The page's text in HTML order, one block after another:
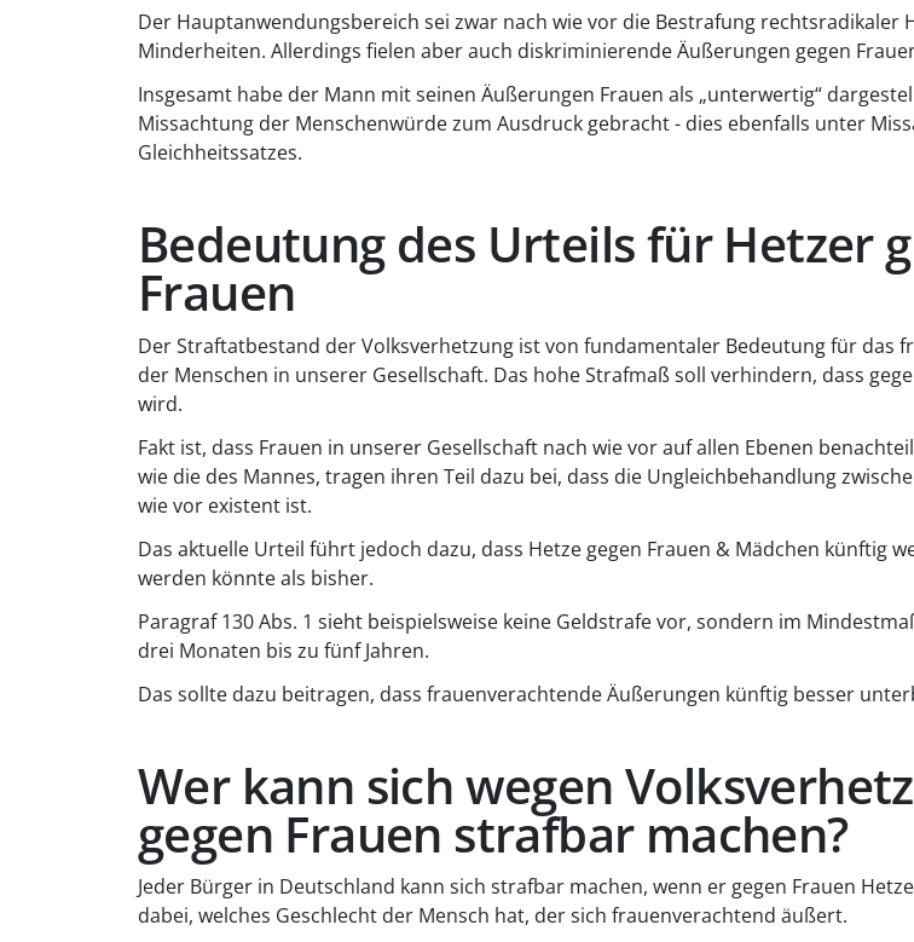
Der Hauptanwendungsbereich sei zwar nach wie vor die Bestrafung rechtsradikaler
Minderheiten. Allerdings fielen aber auch diskriminierende Äußerungen gegen
Insgesamt habe der Mann mit seinen Äußerungen Frauen als „unterwertig“
Missachtung der Menschenwürde zum Ausdruck gebracht - dies ebenfalls unter
Gleichheitssatzes.
Bedeutung des Urteils für Hetzer
Frauen
Der Straftatbestand der Volksverhetzung ist von fundamentaler Bedeutung für das
der Menschen in unserer Gesellschaft. Das hohe Strafmaß soll verhindern, dass
wird.
Fakt ist, dass Frauen in unserer Gesellschaft nach wie vor auf allen Ebenen
wie die des Mannes, tragen ihren Teil dazu bei, dass die Ungleichbehandlung
wie vor existent ist.
Das aktuelle Urteil führt jedoch dazu, dass Hetze gegen Frauen & Mädchen künftig
werden könnte als bisher.
Paragraf 130 Abs. 1 sieht beispielsweise keine Geldstrafe vor, sondern im
drei Monaten bis zu fünf Jahren.
Das sollte dazu beitragen, dass frauenverachtende Äußerungen künftig besser
Wer kann sich wegen
gegen Frauen strafbar machen?
Jeder Bürger in Deutschland kann sich strafbar machen, wenn er gegen Frauen
dabei, welches Geschlecht der Mensch hat, der sich frauenverachtend äußert.